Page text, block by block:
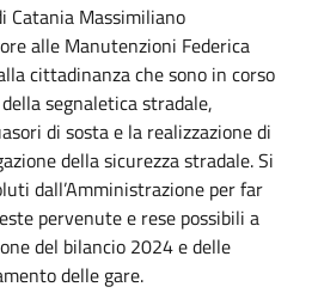
Catania Massimiliano
alle Manutenzioni Federica
cittadinanza che sono in corso
segnaletica stradale,
di sosta e la realizzazione di
della sicurezza stradale. Si
dall’Amministrazione per far
pervenute e rese possibili a
del bilancio 2024 e delle
delle gare.